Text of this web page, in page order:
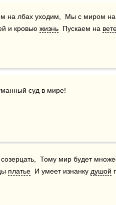
на лбах уходим,  Мы с миром
и кровью жизнь
  Пускаем на
суд в мире!
созерцать,  Тому мир будет
платье
  И умеет изнанку
душой